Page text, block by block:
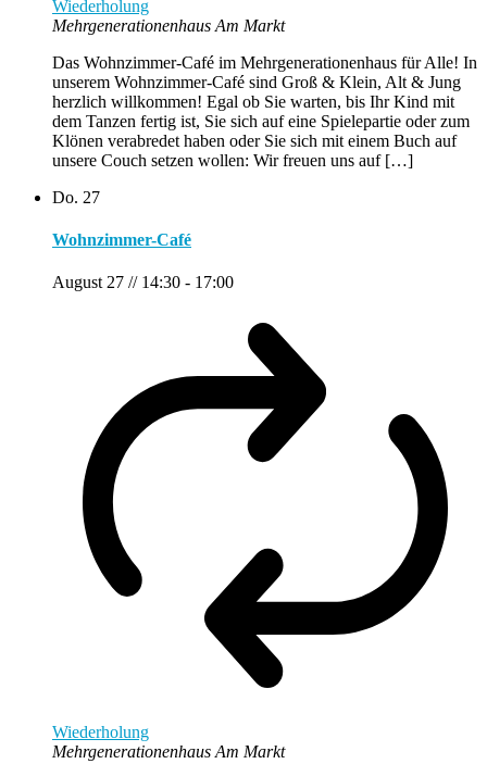
Wiederholung
Mehrgenerationenhaus Am Markt
Das Wohnzimmer-Café im Mehrgenerationenhaus für Alle! In
unserem Wohnzimmer-Café sind Groß & Klein, Alt & Jung
herzlich willkommen! Egal ob Sie warten, bis Ihr Kind mit
dem Tanzen fertig ist, Sie sich auf eine Spielepartie oder zum
Klönen verabredet haben oder Sie sich mit einem Buch auf
unsere Couch setzen wollen: Wir freuen uns auf […]
Do. 27
Wohnzimmer-Café
August 27 // 14:30 - 17:00
Wiederholung
Mehrgenerationenhaus Am Markt